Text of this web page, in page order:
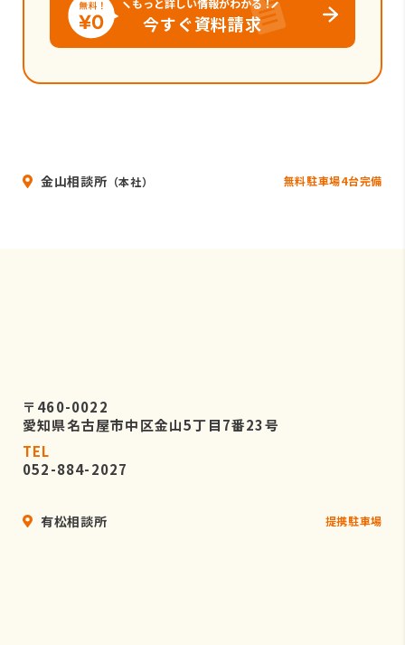
もっと詳しい情報がわかる！
今すぐ資料請求
金山相談所 （本社） 無料駐車場4台完備
〒460-0022
愛知県名古屋市中区金山5丁目7番23号
TEL
052-884-2027
有松相談所 提携駐車場